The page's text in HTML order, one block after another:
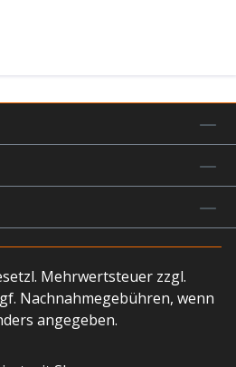
Mehrwertsteuer zzgl.
Nachnahmegebühren, wenn
angegeben.